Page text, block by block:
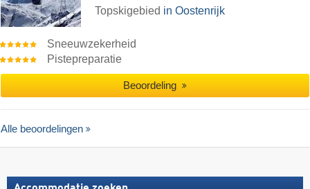
Topskigebied in Oostenrijk
Sneeuwzekerheid
Pistepreparatie
Beoordeling
Alle beoordelingen